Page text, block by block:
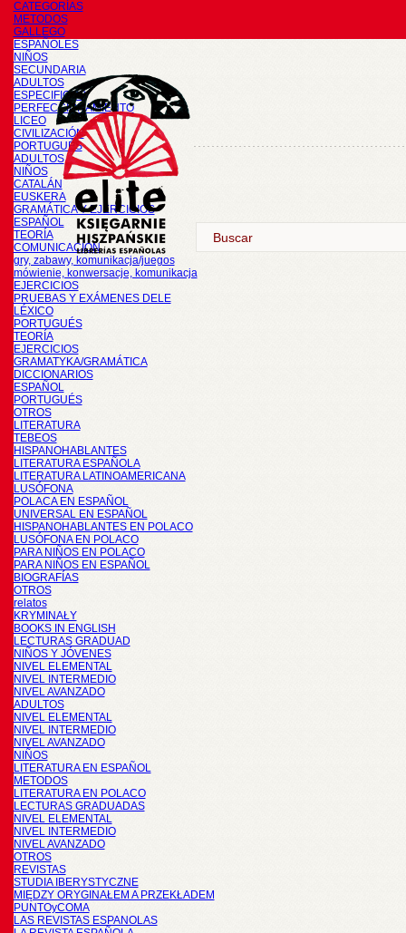
CATEGORÍAS
METODOS
GALLEGO
ESPAÑOLES
NIÑOS
SECUNDARIA
ADULTOS
ESPECIFICOS
PERFECCIONAMIENTO
LICEO
CIVILIZACIÓN
PORTUGUÉS
ADULTOS
NIÑOS
CATALÁN
EUSKERA
GRAMÁTICA Y EJERCICIOS
ESPAÑOL
TEORÍA
COMUNICACIÓN
gry, zabawy, komunikacja/juegos
mówienie, konwersacje, komunikacja
EJERCICIOS
PRUEBAS Y EXÁMENES DELE
LÉXICO
PORTUGUÉS
TEORÍA
EJERCICIOS
GRAMATYKA/GRAMÁTICA
DICCIONARIOS
ESPAÑOL
PORTUGUÉS
OTROS
LITERATURA
TEBEOS
HISPANOHABLANTES
LITERATURA ESPAÑOLA
LITERATURA LATINOAMERICANA
LUSÓFONA
POLACA EN ESPAÑOL
UNIVERSAL EN ESPAÑOL
HISPANOHABLANTES EN POLACO
LUSÓFONA EN POLACO
PARA NIÑOS EN POLACO
PARA NIÑOS EN ESPAÑOL
BIOGRAFÍAS
OTROS
relatos
KRYMINAŁY
BOOKS IN ENGLISH
LECTURAS GRADUAD
NIÑOS Y JÓVENES
NIVEL ELEMENTAL
NIVEL INTERMEDIO
NIVEL AVANZADO
ADULTOS
NIVEL ELEMENTAL
NIVEL INTERMEDIO
NIVEL AVANZADO
NIÑOS
LITERATURA EN ESPAÑOL
METODOS
LITERATURA EN POLACO
LECTURAS GRADUADAS
NIVEL ELEMENTAL
NIVEL INTERMEDIO
NIVEL AVANZADO
OTROS
REVISTAS
STUDIA IBERYSTYCZNE
MIĘDZY ORYGINAŁEM A PRZEKŁADEM
PUNTOyCOMA
LAS REVISTAS ESPANOLAS